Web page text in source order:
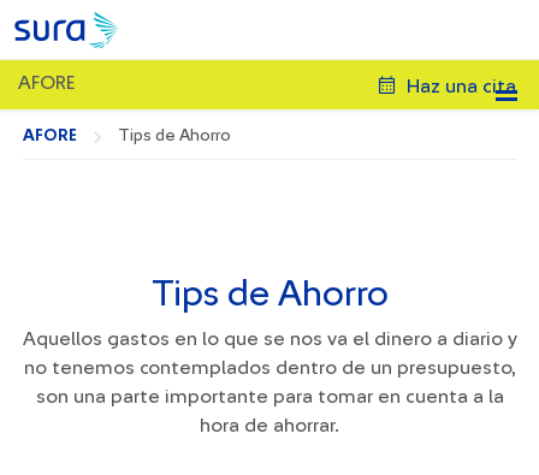
AFORE Haz una cita
AFORE Tips de Ahorro
Tips de Ahorro
Aquellos gastos en lo que se nos va el dinero a diario y
no tenemos contemplados dentro de un presupuesto,
son una parte importante para tomar en cuenta a la
hora de ahorrar.